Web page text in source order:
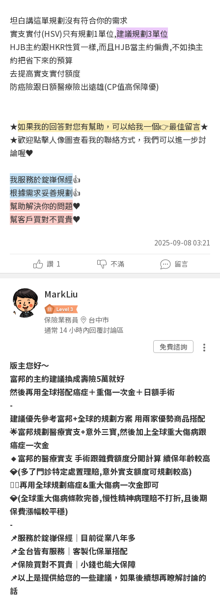
坦白講這單規劃沒有符合你的需求
實支實付(HSV)只有規劃1單位,建議規劃3單位
HJB主約跟HKR性質一樣,而且HJB當主約偏貴,不如換主
約把省下來的預算
去提高實支實付額度
防癌險跟日額醫療險出遠雄(CP值高保障優)
★如果我的回答對您有幫助，可以給我一個👉最佳留言★
★歡迎點擊人像圖查看我的聯絡方式，我們可以進一步討
論喔♥️
我服務於錠嵂保經👍
根據需求妥善規劃👍
幫助解決你的問題♥️
幫客戶買對不買貴♥️
2025-09-08 03:21
讚 1 不滿 留言
MarkLiu
保險業務員
台中市
通常 14 小時內回覆討論區
免費諮詢
版主您好～
富邦的主約建議換成壽險5萬就好
然後再用全球搭配癌症＋重傷一次金＋日額手術
-
建議優先參考富邦+全球的規劃方案 用兩家優勢商品搭配
🌟富邦規劃醫療實支+意外三寶,然後加上全球重大傷病跟
癌症一次金
🔸富邦的醫療實支 手術跟雜費額度分開計算 續保年齡較高
💎(多了門診特定處置理賠,意外實支額度可規劃較高)
👉🏻再用全球規劃癌症&重大傷病一次金即可
💎(全球重大傷病條款完善,慢性精神病理賠不打折,且後期
保費漲幅較平穩)
-
📌服務於錠嵂保經｜目前從業八年多
📌全台皆有服務｜客製化保單搭配
📌保險買對不買貴｜小錢也能大保障
📌以上是提供給您的一些建議，如果後續想再瞭解討論的
話